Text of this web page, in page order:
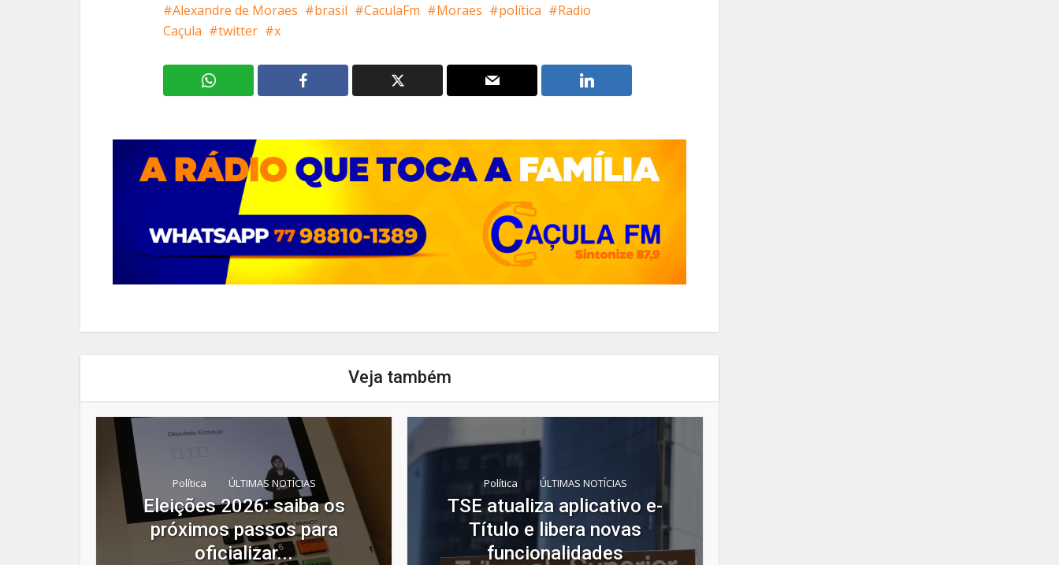
Alexandre de Moraes brasil CaculaFm Moraes política
Radio
Caçula
twitter x
Veja também
Política ÚLTIMAS NOTÍCIAS
Eleições 2026: saiba os
próximos passos para
oficializar...
Política ÚLTIMAS NOTÍCIAS
TSE atualiza aplicativo e-
Título e libera novas
funcionalidades